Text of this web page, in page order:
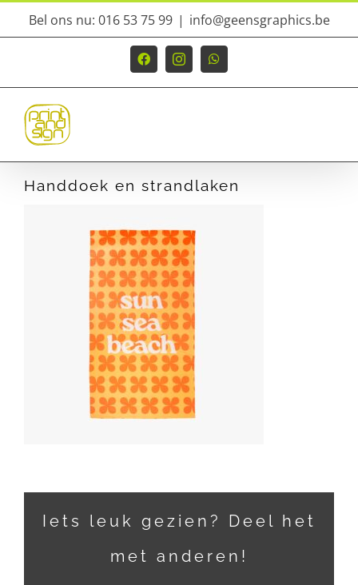
Ga
inhoud
Bel ons nu: 016 53 75 99 | info@geensgraphics.be
FacebookInstagramWhatsApp
Handdoek en strandlaken
Iets leuk gezien? Deel het
met anderen!